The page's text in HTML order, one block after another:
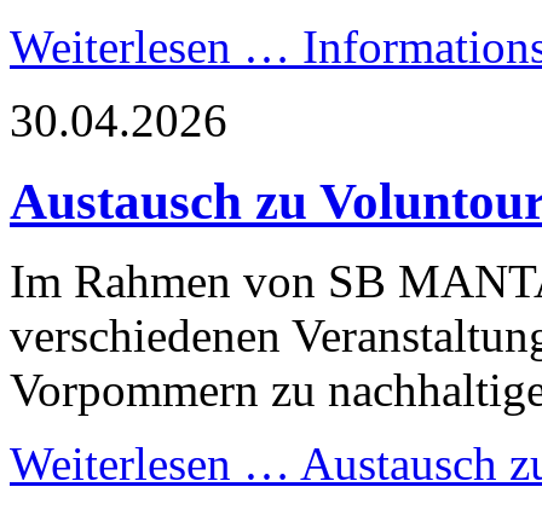
Weiterlesen …
30.04.2026
Austausch zu
Im Rahmen von SB
verschiedenen
Vorpommern zu
Weiterlesen … Austausch